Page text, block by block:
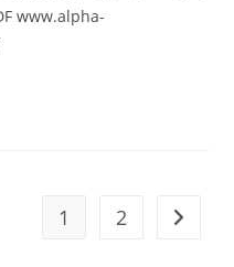
www.alpha-
1 2 Go to